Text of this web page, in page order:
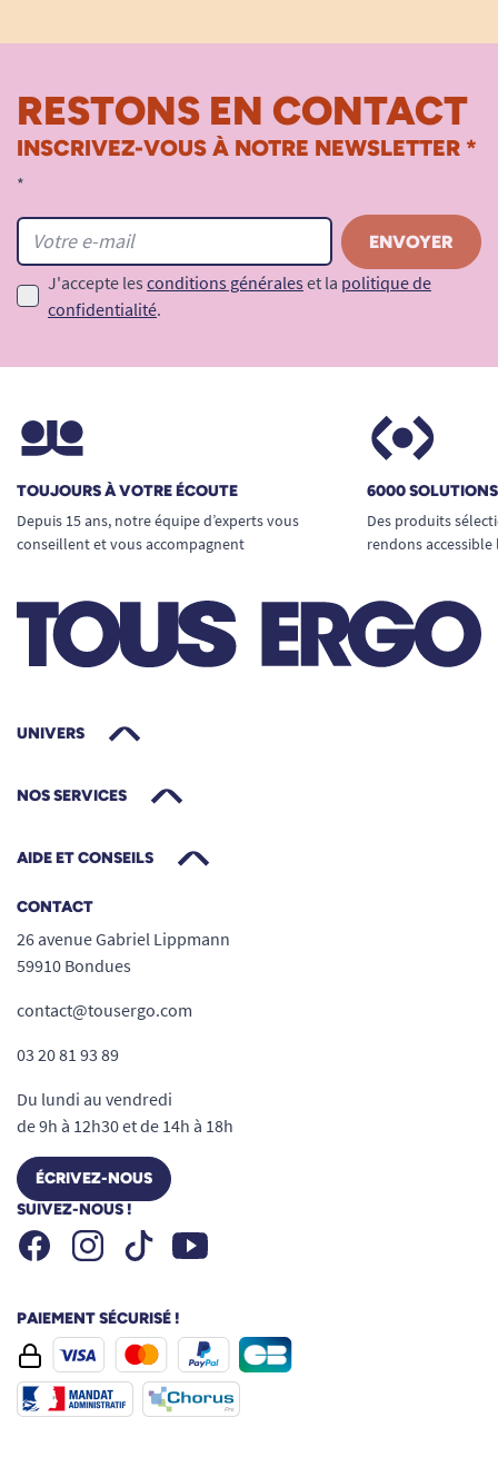
RESTONS EN CONTACT
INSCRIVEZ-VOUS À NOTRE NEWSLETTER *
*
J'accepte les conditions générales et la politique de
confidentialité.
TOUJOURS À VOTRE ÉCOUTE
Depuis 15 ans, notre équipe d’experts vous
conseillent et vous accompagnent
6000
Des produits
rendons
UNIVERS
NOS SERVICES
AIDE ET CONSEILS
CONTACT
26 avenue Gabriel Lippmann
59910 Bondues
contact@tousergo.com
03 20 81 93 89
Du lundi au vendredi
de 9h à 12h30 et de 14h à 18h
ÉCRIVEZ-NOUS
SUIVEZ-NOUS !
FacebookInstagramTiktok Youtube
PAIEMENT SÉCURISÉ !